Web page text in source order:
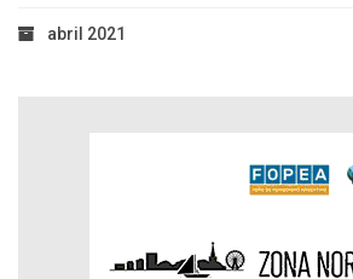
abril 2021